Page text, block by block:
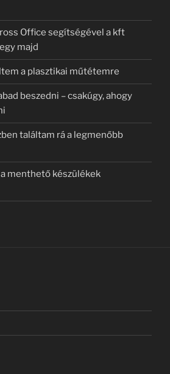
Office segítségével a kft
majd
a plasztikai műtétemre
beszedni – csakúgy, ahogy
találtam rá a legmenőbb
menthető készülékek